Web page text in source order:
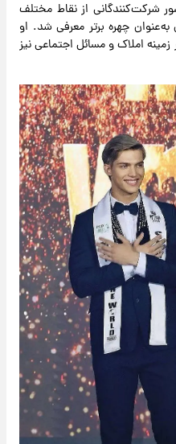
شرکت‌کنندگانی از نقاط مختلف
چهره برتر معرفی شد. او
املاک و مسائل اجتماعی نیز